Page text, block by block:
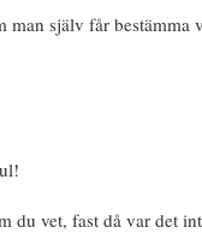
själv får bestämma
du vet, fast då var det